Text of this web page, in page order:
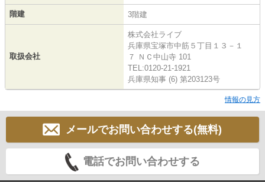
階建 3階建
取扱会社
株式会社ライブ
兵庫県宝塚市中筋５丁目１３－１
７ ＮＣ中山寺 101
TEL:0120-21-1921
兵庫県知事 (6) 第203123号
情報の見方
メールでお問い合わせする(無料)
電話でお問い合わせする